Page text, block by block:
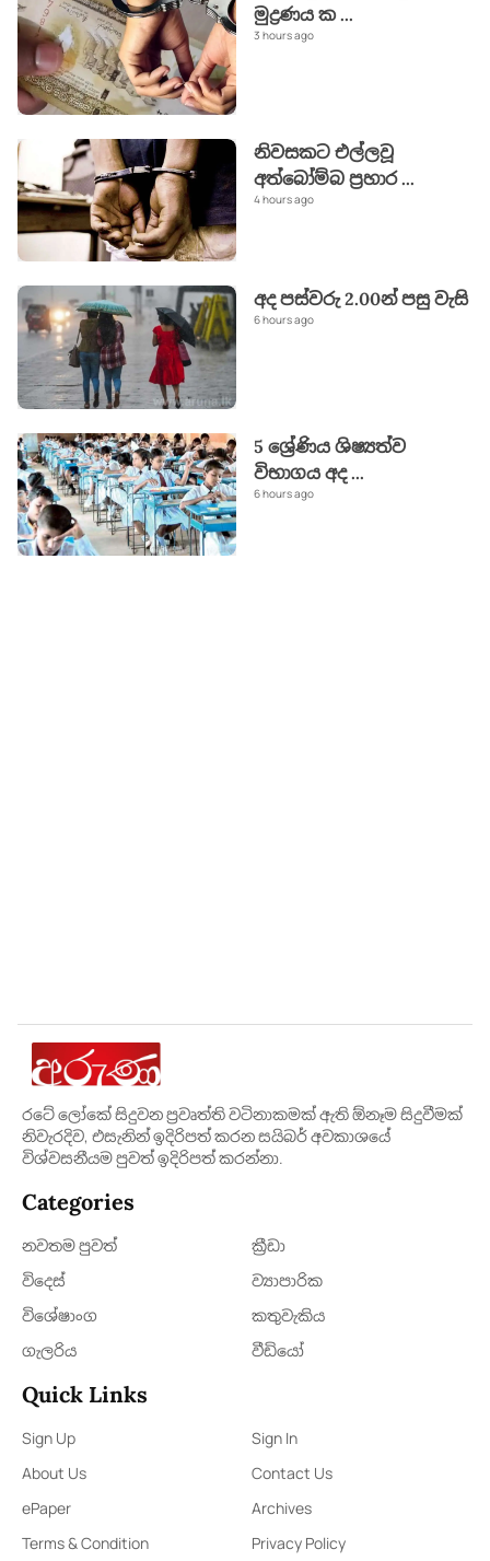
මුද්‍රණය ක...
3 hours ago
නිවසකට එල්ලවූ
අත්බෝම්බ ප්‍රහාර...
4 hours ago
අද පස්වරු 2.00න් පසු වැසි
6 hours ago
5 ශ්‍රේණිය ශිෂ්‍යත්ව
විභාගය අද...
6 hours ago
රටේ ලෝකේ සිදුවන ප්‍රවෘත්ති වටිනාකමක් ඇති ඕනෑම සිදුවීමක්
නිවැරදිව, එසැනින් ඉදිරිපත් කරන සයිබර් අවකාශයේ
විශ්වසනීයම පුවත් ඉදිරිපත් කරන්නා.
Categories
නවතම පුවත්
ක්‍රී​ඩා
විදෙස්
ව්‍යාපාරික
විශේෂාංග
කතුවැකිය
ගැලරිය
වීඩියෝ
Quick Links
Sign Up
Sign In
About Us
Contact Us
ePaper
Archives
Terms & Condition
Privacy Policy